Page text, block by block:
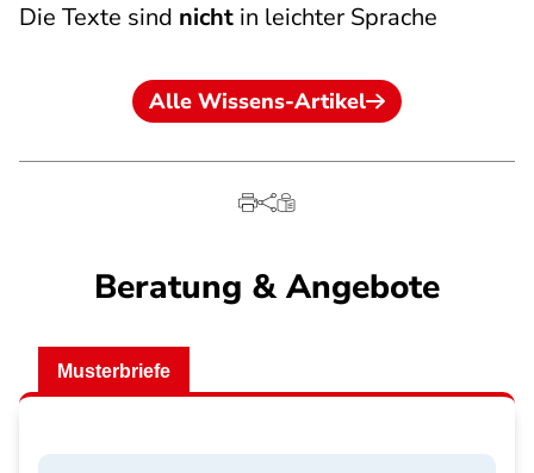
Die Texte sind nicht in leichter Sprache
Alle Wissens-Artikel
Beratung & Angebote
Musterbriefe